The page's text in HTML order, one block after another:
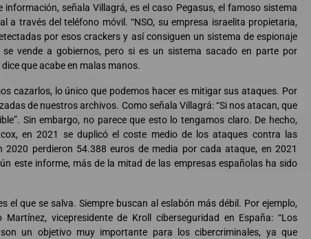
información, señala Villagrá, es el caso Pegasus, el famoso sistema
a través del teléfono móvil. “NSO, su empresa israelita propietaria,
por esos crackers y así consiguen un sistema de espionaje
se vende a gobiernos, pero si es un sistema sacado en parte por
que acabe en malas manos.
cazarlos, lo único que podemos hacer es mitigar sus ataques. Por
de nuestros archivos. Como señala Villagrá: “Si nos atacan, que
Sin embargo, no parece que esto lo tengamos claro. De hecho,
en 2021 se duplicó el coste medio de los ataques contra las
2020 perdieron 54.388 euros de media por cada ataque, en 2021
este informe, más de la mitad de las empresas españolas ha sido
el que se salva. Siempre buscan al eslabón más débil. Por ejemplo,
vicepresidente de Kroll ciberseguridad en España: “Los
un objetivo muy importante para los cibercriminales, ya que